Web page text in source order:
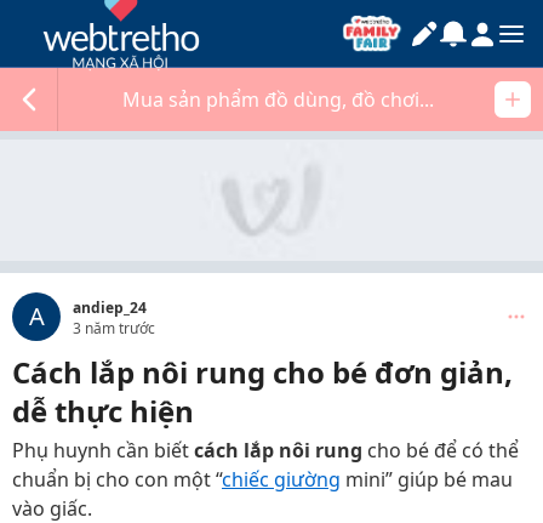
Mua sản phẩm đồ dùng, đồ chơi...
A
andiep_24
3 năm trước
Cách lắp nôi rung cho bé đơn giản,
dễ thực hiện
Phụ huynh cần biếtcách lắp nôi rung cho bé để có thể
chuẩn bị cho con một “chiếc giường mini” giúp bé mau
vào giấc.